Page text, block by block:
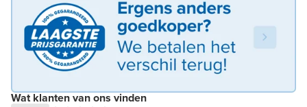
Wat klanten van ons vinden